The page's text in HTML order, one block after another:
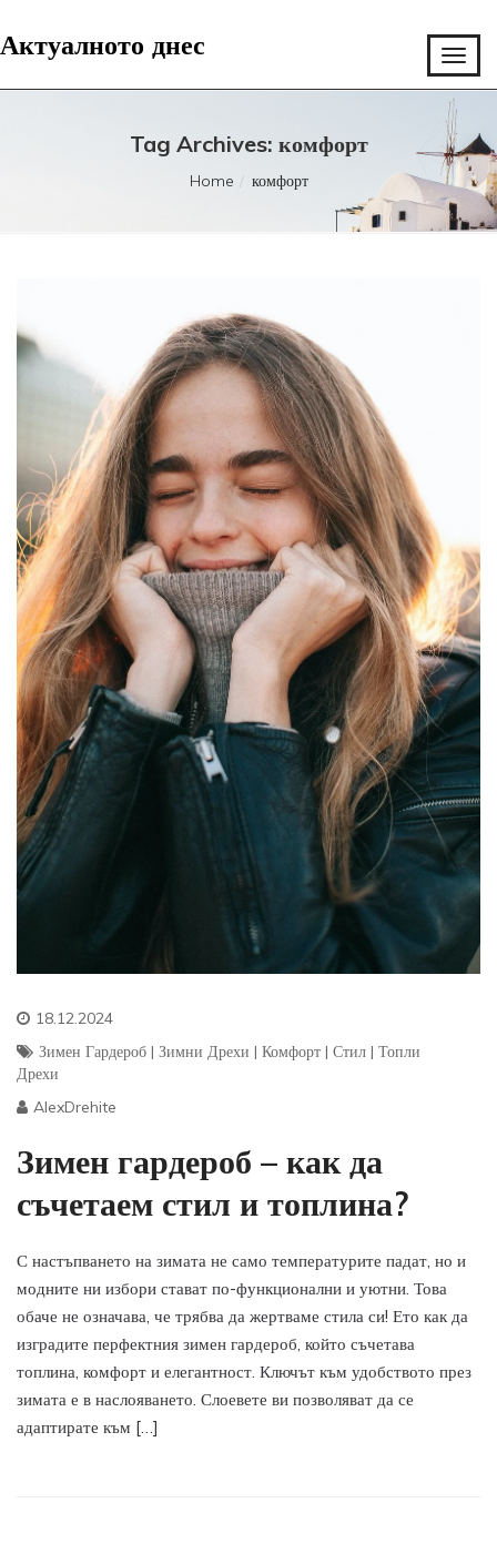
Актуалното днес
Tag Archives: комфорт
Home комфорт
18.12.2024
Зимен Гардероб | Зимни Дрехи | Комфорт | Стил | Топли
Дрехи
AlexDrehite
Зимен гардероб – как да
съчетаем стил и топлина?
С настъпването на зимата не само температурите падат, но и
модните ни избори стават по-функционални и уютни. Това
обаче не означава, че трябва да жертваме стила си! Ето как да
изградите перфектния зимен гардероб, който съчетава
топлина, комфорт и елегантност. Ключът към удобството през
зимата е в наслояването. Слоевете ви позволяват да се
адаптирате към […]